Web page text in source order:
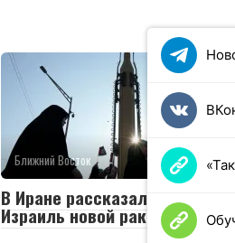
Ближний Восток 0 17
В Иране рассказали об атаке
Израиль новой ракетой